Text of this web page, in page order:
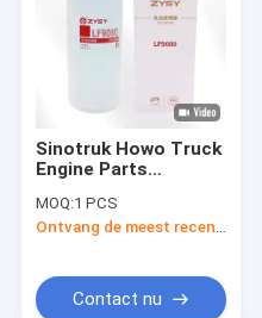
Sinotruk Howo Truck
Engine Parts
Originele voor
reparatie en
MOQ:1 PCS
Contact nu